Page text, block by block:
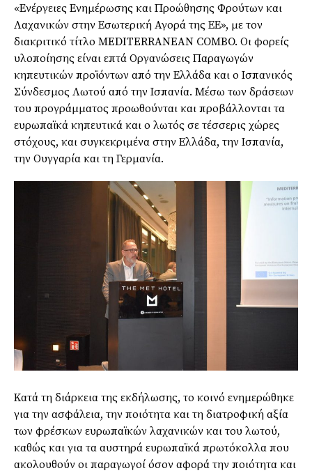
«Ενέργειες Ενημέρωσης και Προώθησης Φρούτων και
Λαχανικών στην Εσωτερική Αγορά της ΕΕ», με τον
διακριτικό τίτλο MEDITERRANEAN COMBO. Οι φορείς
υλοποίησης είναι επτά Οργανώσεις Παραγωγών
κηπευτικών προϊόντων από την Ελλάδα και ο Ισπανικός
Σύνδεσμος Λωτού από την Ισπανία. Μέσω των δράσεων
του προγράμματος προωθούνται και προβάλλονται τα
ευρωπαϊκά κηπευτικά και ο λωτός σε τέσσερις χώρες
στόχους, και συγκεκριμένα στην Ελλάδα, την Ισπανία,
την Ουγγαρία και τη Γερμανία.
Κατά τη διάρκεια της εκδήλωσης, το κοινό ενημερώθηκε
για την ασφάλεια, την ποιότητα και τη διατροφική αξία
των φρέσκων ευρωπαϊκών λαχανικών και του λωτού,
καθώς και για τα αυστηρά ευρωπαϊκά πρωτόκολλα που
ακολουθούν οι παραγωγοί όσον αφορά την ποιότητα και